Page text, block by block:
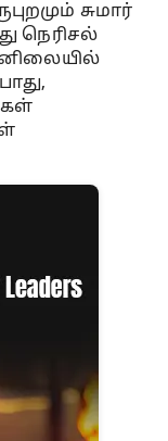
சுமார்
நெரிசல்